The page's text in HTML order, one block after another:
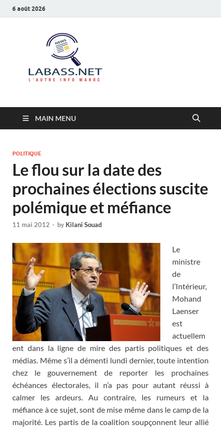
6 août 2026
MAIN MENU
POLITIQUE
Le flou sur la date des
prochaines élections suscite
polémique et méfiance
11 mai 2012 - by Kilani Souad
Le
ministre
de
l’Intérieur,
Mohand
Laenser
est
actuellem
ent dans la ligne de mire des partis politiques et des
médias. Même s’il a démenti lundi dernier, toute intention
chez le gouvernement de reporter les prochaines
échéances électorales, il n’a pas pour autant réussi à
calmer les ardeurs. Au contraire, les rumeurs et la
méfiance à ce sujet, sont de mise même dans le camp de la
majorité. Les partis de la coalition soupçonnent leur allié